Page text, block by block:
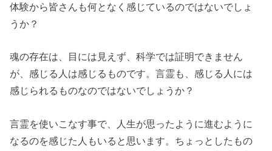
体験から皆さんも何となく感じているのではないでしょ
うか？
魂の存在は、目には見えず、科学では証明できません
が、感じる人は感じるものです。言霊も、感じる人には
感じられるものなのではないでしょうか？
言霊を使いこなす事で、人生が思ったように進むように
なるのを感じた人もいると思います。ちょっとしたもの